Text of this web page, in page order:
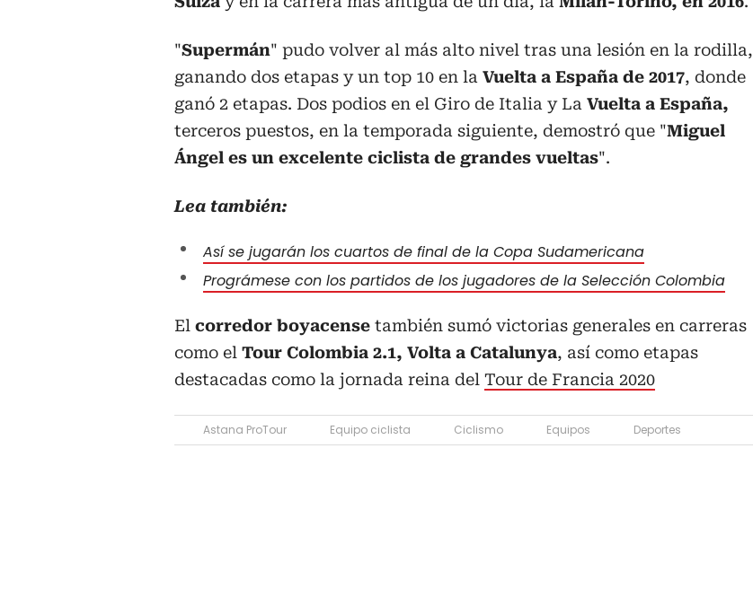
"Supermán" pudo volver al más alto nivel tras una lesión en la rodilla,
ganando dos etapas y un top 10 en la Vuelta a España de 2017, donde
ganó 2 etapas. Dos podios en el Giro de Italia y La Vuelta a España,
terceros puestos, en la temporada siguiente, demostró que "Miguel
Ángel es un excelente ciclista de grandes vueltas".
Lea también:
Así se jugarán los cuartos de final de la Copa Sudamericana
Prográmese con los partidos de los jugadores de la Selección Colombia
El corredor boyacense también sumó victorias generales en carreras
como el Tour Colombia 2.1, Volta a Catalunya, así como etapas
destacadas como la jornada reina del Tour de Francia 2020
Astana ProTour Equipo ciclista Ciclismo Equipos Deportes